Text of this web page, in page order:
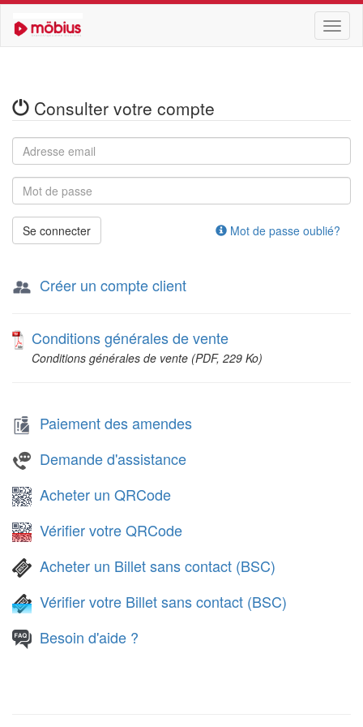
Consulter votre compte
Se connecter Mot de passe oublié?
Créer un compte client
Conditions générales de vente
Conditions générales de vente (PDF, 229 Ko)
Paiement des amendes
Demande d'assistance
Acheter un QRCode
Vérifier votre QRCode
Acheter un Billet sans contact (BSC)
Vérifier votre Billet sans contact (BSC)
Besoin d'aide ?